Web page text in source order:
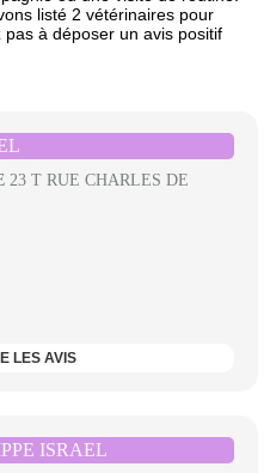
listé 2 vétérinaires pour
à déposer un avis positif
23 T RUE CHARLES DE
LES AVIS
ISRAEL